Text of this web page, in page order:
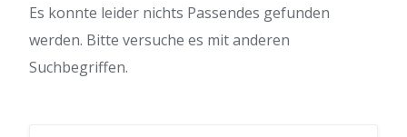
Es konnte leider nichts Passendes gefunden
werden. Bitte versuche es mit anderen
Suchbegriffen.